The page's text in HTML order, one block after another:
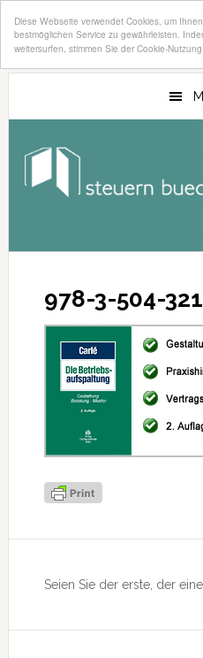
Diese Webseite verwendet Cookies, um
bestmöglichen Service zu gewährleisten.
weitersurfen, stimmen Sie der Cookie-
Zum
Zur
978-3-504-
Interaktionen
Seien Sie der erste, der